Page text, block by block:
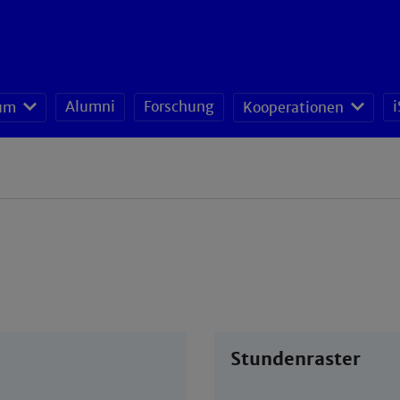
Alumni Forschung Kooperationen
Stundenraster